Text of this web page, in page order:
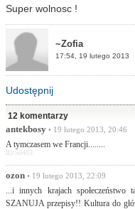
Super wolnosc !
~Zofia
17:54, 19 lutego 2013
Udostępnij
12 komentarzy
antekbosy • 19 lutego 2013, 20:46
A tymczasem we Francji........
ID:50403
ozon • 19 lutego 2013, 22:09
...i innych krajach
SZANUJA przepisy!! Kultura do